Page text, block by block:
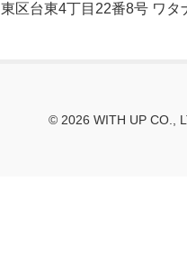
区台東4丁目22番8号 ワタ
© 2026 WITH UP CO.,